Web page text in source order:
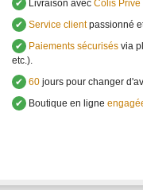
✔
Livraison avec Colis Privé
✔ Service clientpassionné
✔
Paiements sécurisés via
etc.).
✔ 60 jours pour changer
✔
Boutique en ligne